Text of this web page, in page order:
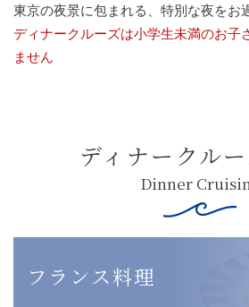
東京の夜景に包まれる、特別な夜をお
ディナークルーズは小学生未満のお子
ません
ディナークル
Dinner
フランス料理